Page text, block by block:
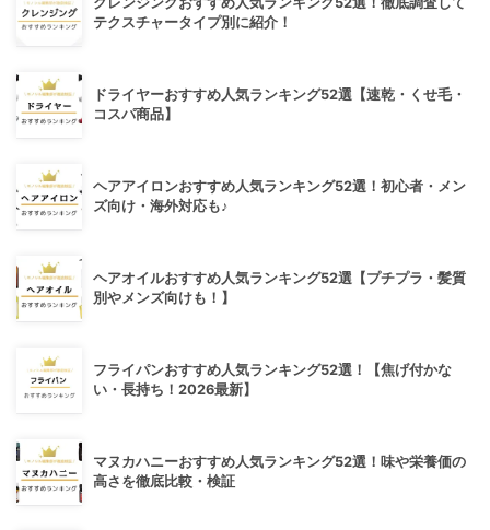
テクスチャータイプ別に紹介！
ドライヤーおすすめ人気ランキング52選【速乾・くせ毛・
コスパ商品】
ヘアアイロンおすすめ人気ランキング52選！初心者・メン
ズ向け・海外対応も♪
ヘアオイルおすすめ人気ランキング52選【プチプラ・髪質
別やメンズ向けも！】
フライパンおすすめ人気ランキング52選！【焦げ付かな
い・長持ち！2026最新】
マヌカハニーおすすめ人気ランキング52選！味や栄養価の
高さを徹底比較・検証